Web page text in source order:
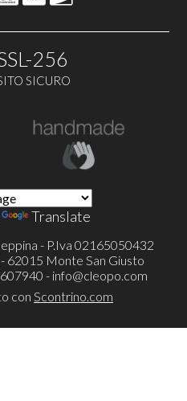
256
SICURO
Translate
- P.Iva 02165050432
62015 Monte San Giusto
- info@cleopo.com
con Scontrino.com